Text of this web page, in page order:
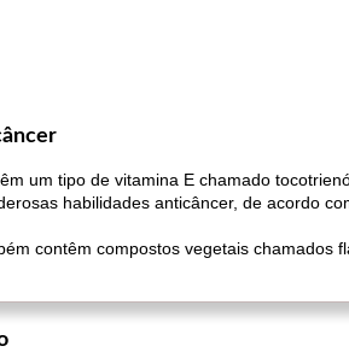
um tipo de vitamina E chamado
habilidades anticâncer, de acordo
contêm compostos vegetais